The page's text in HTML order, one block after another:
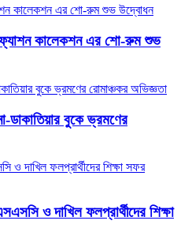
ফ্যাশন কালেকশন এর শো-রুম শুভ
ডাকাতিয়ার বুকে ভ্রমণের
ও দাখিল ফলপ্রার্থীদের শিক্ষা